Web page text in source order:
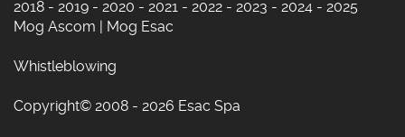
2018 - 2019 - 2020 - 2021 - 2022 - 2023 - 2024 - 2025
Mog Ascom | Mog Esac
Whistleblowing
Copyright© 2008 - 2026 Esac Spa